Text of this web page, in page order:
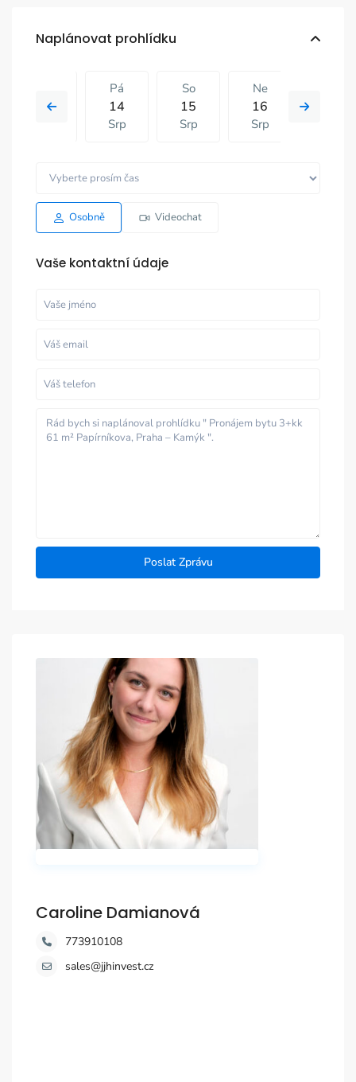
Naplánovat prohlídku
13
Pá
14
Srp
So
15
Srp
Ne
16
Srp
So
15
Ne
16
Srp
Osobně Videochat
Vaše kontaktní údaje
Caroline Damianová
773910108
sales@jjhinvest.cz